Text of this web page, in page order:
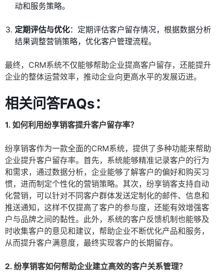
动和服务策略。
定期评估与优化：定期评估客户留存情况，根据数据分析
结果调整营销策略，优化客户管理流程。
最终，CRM系统不仅能够帮助企业提高客户留存，还能提升
企业的整体运营效率，推动企业向更高水平的发展迈进。
相关问答FAQs：
1. 如何利用纷享销客提升客户留存率？
纷享销客作为一款全面的CRM系统，提供了多种功能来帮助
企业提升客户留存率。首先，系统能够精准记录客户的行为
和需求，通过数据分析，企业能够了解客户的偏好和购买习
惯，进而制定个性化的营销策略。其次，纷享销客支持自动
化营销，可以针对不同客户群体发送定制化的邮件、信息和
推送通知，这样不仅提高了客户的参与度，还能有效增强客
户与品牌之间的黏性。此外，系统的客户反馈机制也能够及
时收集客户的意见和建议，帮助企业不断优化产品和服务，
从而提升客户满意度，最终实现客户的长期留存。
2. 纷享销客如何帮助企业建立高效的客户关系管理？